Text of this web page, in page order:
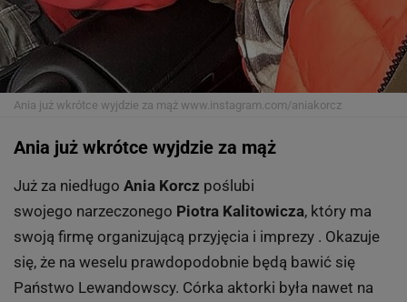
Ania już wkrótce wyjdzie za mąż www.instagram.com/aniakorcz
Ania już wkrótce wyjdzie za mąż
Już za niedługo Ania Korcz poślubi
swojego narzeczonego Piotra Kalitowicza, który ma
swoją firmę organizującą przyjęcia i imprezy . Okazuje
się, że na weselu prawdopodobnie będą bawić się
Państwo Lewandowscy. Córka aktorki była nawet na